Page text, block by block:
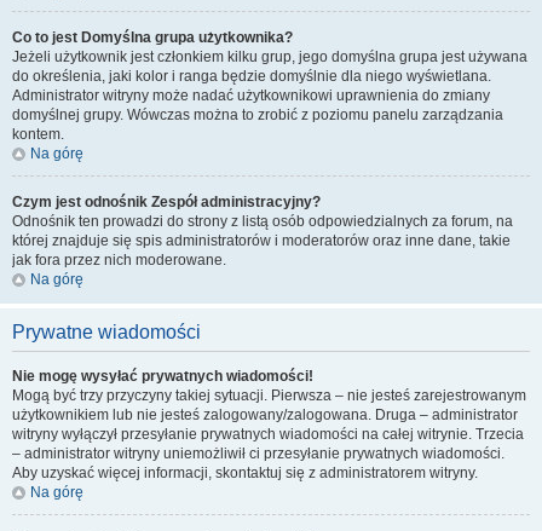
Co to jest Domyślna grupa użytkownika?
Jeżeli użytkownik jest członkiem kilku grup, jego domyślna grupa jest używana
do określenia, jaki kolor i ranga będzie domyślnie dla niego wyświetlana.
Administrator witryny może nadać użytkownikowi uprawnienia do zmiany
domyślnej grupy. Wówczas można to zrobić z poziomu panelu zarządzania
kontem.
Na górę
Czym jest odnośnik Zespół administracyjny?
Odnośnik ten prowadzi do strony z listą osób odpowiedzialnych za forum, na
której znajduje się spis administratorów i moderatorów oraz inne dane, takie
jak fora przez nich moderowane.
Na górę
Prywatne wiadomości
Nie mogę wysyłać prywatnych wiadomości!
Mogą być trzy przyczyny takiej sytuacji. Pierwsza – nie jesteś zarejestrowanym
użytkownikiem lub nie jesteś zalogowany/zalogowana. Druga – administrator
witryny wyłączył przesyłanie prywatnych wiadomości na całej witrynie. Trzecia
– administrator witryny uniemożliwił ci przesyłanie prywatnych wiadomości.
Aby uzyskać więcej informacji, skontaktuj się z administratorem witryny.
Na górę